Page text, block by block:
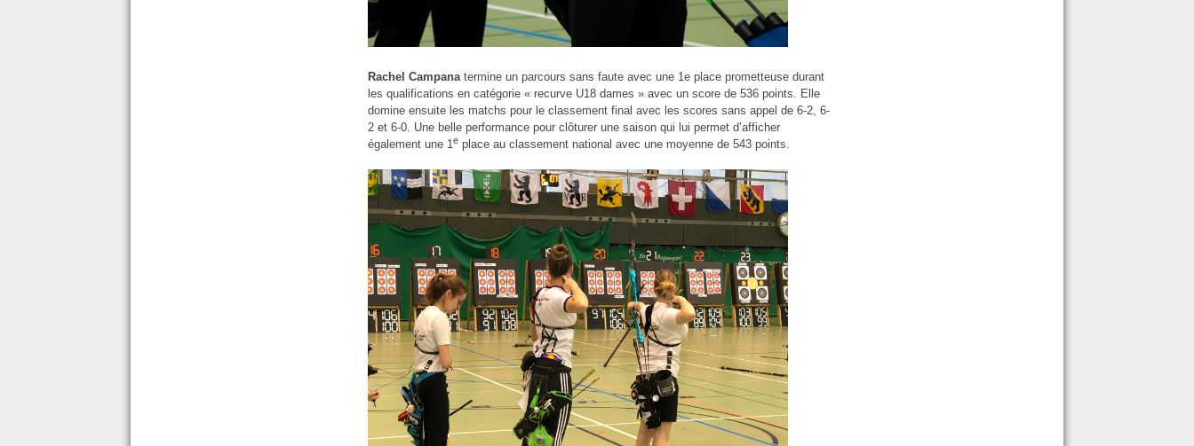
Rachel Campanatermine un parcours sans faute avec une 1e place prometteuse durant
les qualifications en catégorie « recurve U18 dames » avec un score de 536 points. Elle
domine ensuite les matchs pour le classement final avec les scores sans appel de 6-2, 6-
2 et 6-0. Une belle performance pour clôturer une saison qui lui permet d’afficher
également une 1e place au classement national avec une moyenne de 543 points.